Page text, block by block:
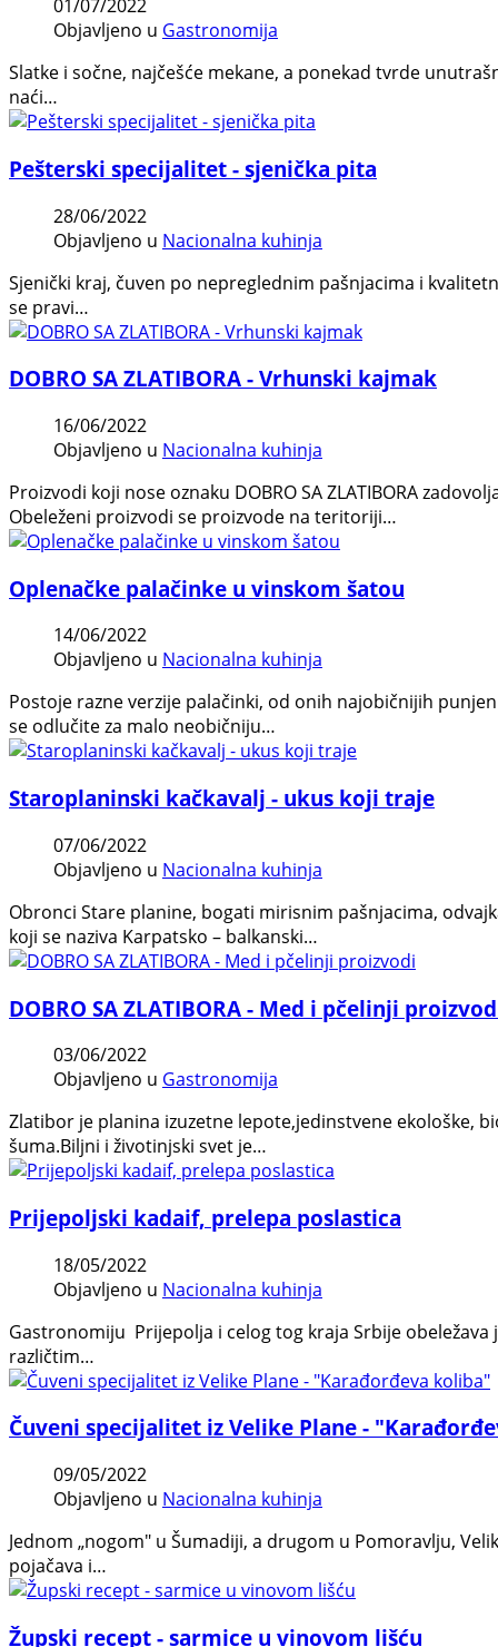
01/07/2022
Objavljeno u Gastronomija
Slatke i sočne, najčešće mekane, a ponekad tvrde
naći…
Pešterski specijalitet - sjenička pita
28/06/2022
Objavljeno u Nacionalna kuhinja
Sjenički kraj, čuven po nepreglednim pašnjacima i
se pravi…
DOBRO SA ZLATIBORA - Vrhunski kajmak
16/06/2022
Objavljeno u Nacionalna kuhinja
Proizvodi koji nose oznaku DOBRO SA ZLATIBORA
Obeleženi proizvodi se proizvode na teritoriji…
Oplenačke palačinke u vinskom šatou
14/06/2022
Objavljeno u Nacionalna kuhinja
Postoje razne verzije palačinki, od onih najobičnijih
se odlučite za malo neobičniju…
Staroplaninski kačkavalj - ukus koji traje
07/06/2022
Objavljeno u Nacionalna kuhinja
Obronci Stare planine, bogati mirisnim pašnjacima,
koji se naziva Karpatsko – balkanski…
DOBRO SA ZLATIBORA - Med i pčelinji
03/06/2022
Objavljeno u Gastronomija
Zlatibor je planina izuzetne lepote,jedinstvene ekološke,
šuma.Biljni i životinjski svet je…
Prijepoljski kadaif, prelepa poslastica
18/05/2022
Objavljeno u Nacionalna kuhinja
Gastronomiju Prijepolja i celog tog kraja Srbije
različtim…
Čuveni specijalitet iz Velike Plane -
09/05/2022
Objavljeno u Nacionalna kuhinja
Jednom „nogom" u Šumadiji, a drugom u Pomoravlju,
pojačava i…
Župski recept - sarmice u vinovom lišću